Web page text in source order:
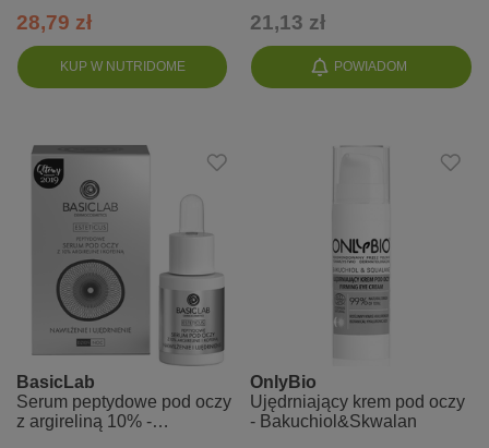
KUP W NUTRIDOME
28,79 zł
POWIADOM
21,13 zł
BasicLab
Serum peptydowe pod oczy
z argireliną 10% -
OnlyBio
Ujędrniający krem pod oczy
- Bakuchiol&Skwalan